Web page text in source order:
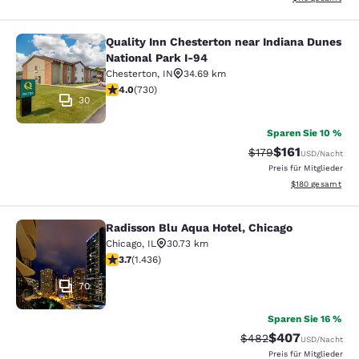
Quality Inn Chesterton near
30
Quality Inn Chesterton near Indiana Dunes
National Park I-94
Chesterton, IN
34.69 km
4.04-Sterne-Bewertung. Sehr gut. 730 Bewertungen
4.0(730)
Sparen Sie 10 %
Durchgestrichener
$179Vergünstigter
$161USD/Nacht
Preis für Mitglieder
Geschätzte
$180 gesamt
Radisson Blu Aqua Hotel, Chicago
70
Radisson Blu Aqua Hotel, Chicago
Chicago, IL
30.73 km
3.66-Sterne-Bewertung. Gut. 1436 Bewertungen
3.7(1.436)
Sparen Sie 16 %
Durchgestrichener
$482Vergünstigter
$407USD/Nacht
Preis für Mitglieder